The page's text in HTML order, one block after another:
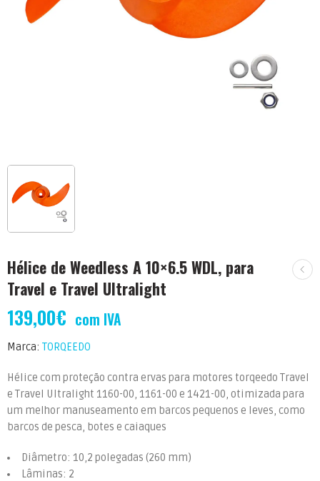
Hélice de Weedless A 10×6.5 WDL, para
Travel e Travel Ultralight
139,00€ com IVA
Marca: TORQEEDO
Hélice com proteção contra ervas para motores torqeedo Travel
e Travel Ultralight 1160-00, 1161-00 e 1421-00, otimizada para
um melhor manuseamento em barcos pequenos e leves, como
barcos de pesca, botes e caiaques
Diâmetro: 10,2 polegadas (260 mm)
Lâminas: 2